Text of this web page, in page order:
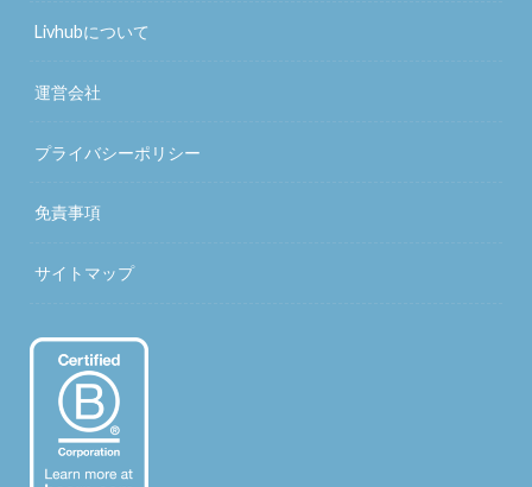
Livhubについて
運営会社
プライバシーポリシー
免責事項
サイトマップ